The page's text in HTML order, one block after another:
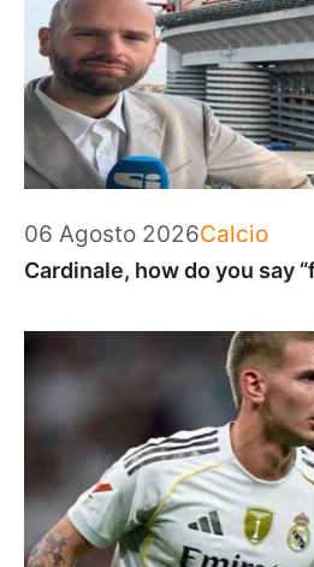
06 Agosto 2026Categorie
Calcio
Cardinale, how do you say